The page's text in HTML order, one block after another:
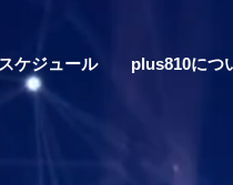
スケジュール plus810につ